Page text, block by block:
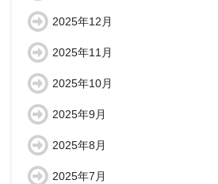
2025年12月
2025年11月
2025年10月
2025年9月
2025年8月
2025年7月